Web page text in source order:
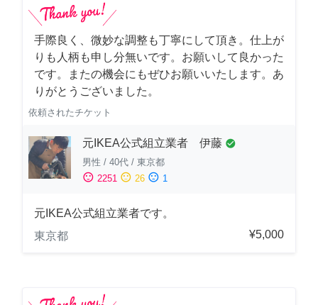
手際良く、微妙な調整も丁寧にして頂き。仕上が
りも人柄も申し分無いです。お願いして良かった
です。またの機会にもぜひお願いいたします。あ
りがとうございました。
依頼されたチケット
元IKEA公式組立業者 伊藤 check_circle
男性 / 40代 / 東京都
sentiment_satisfied 2251 sentiment_neutral 26 sentiment_dissatisfied 1
元IKEA公式組立業者です。
東京都
¥5,000